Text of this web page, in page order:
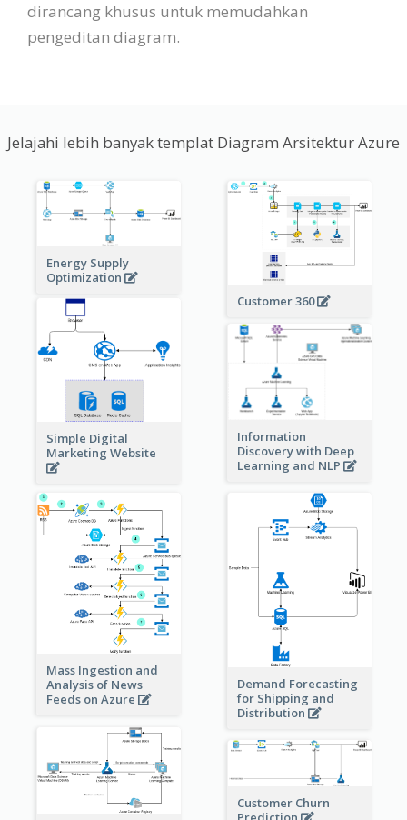
dirancang khusus untuk memudahkan
pengeditan diagram.
Jelajahi lebih banyak templat Diagram Arsitektur Azure
Energy Supply
Optimization
Customer 360
Simple Digital
Marketing Website
Information
Discovery with Deep
Learning and NLP
Mass Ingestion and
Analysis of News
Feeds on Azure
Demand Forecasting
for Shipping and
Distribution
Customer Churn